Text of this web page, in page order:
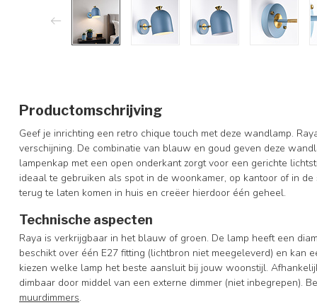
Productomschrijving
Geef je inrichting een retro chique touch met deze wandlamp.
verschijning. De combinatie van blauw en goud geven deze
lampenkap met een open onderkant zorgt voor een gerichte
ideaal te gebruiken als spot in de woonkamer, op kantoor of in
terug te laten komen in huis en creëer hierdoor één geheel.
Technische aspecten
Raya is verkrijgbaar in het blauw of groen. De lamp heeft een
beschikt over één E27 fitting (lichtbron niet meegeleverd) en kan
kiezen welke lamp het beste aansluit bij jouw woonstijl.
dimbaar door middel van een externe dimmer (niet inbegrepen).
muurdimmers.